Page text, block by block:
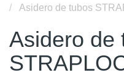
Asidero de tubos
Asidero de